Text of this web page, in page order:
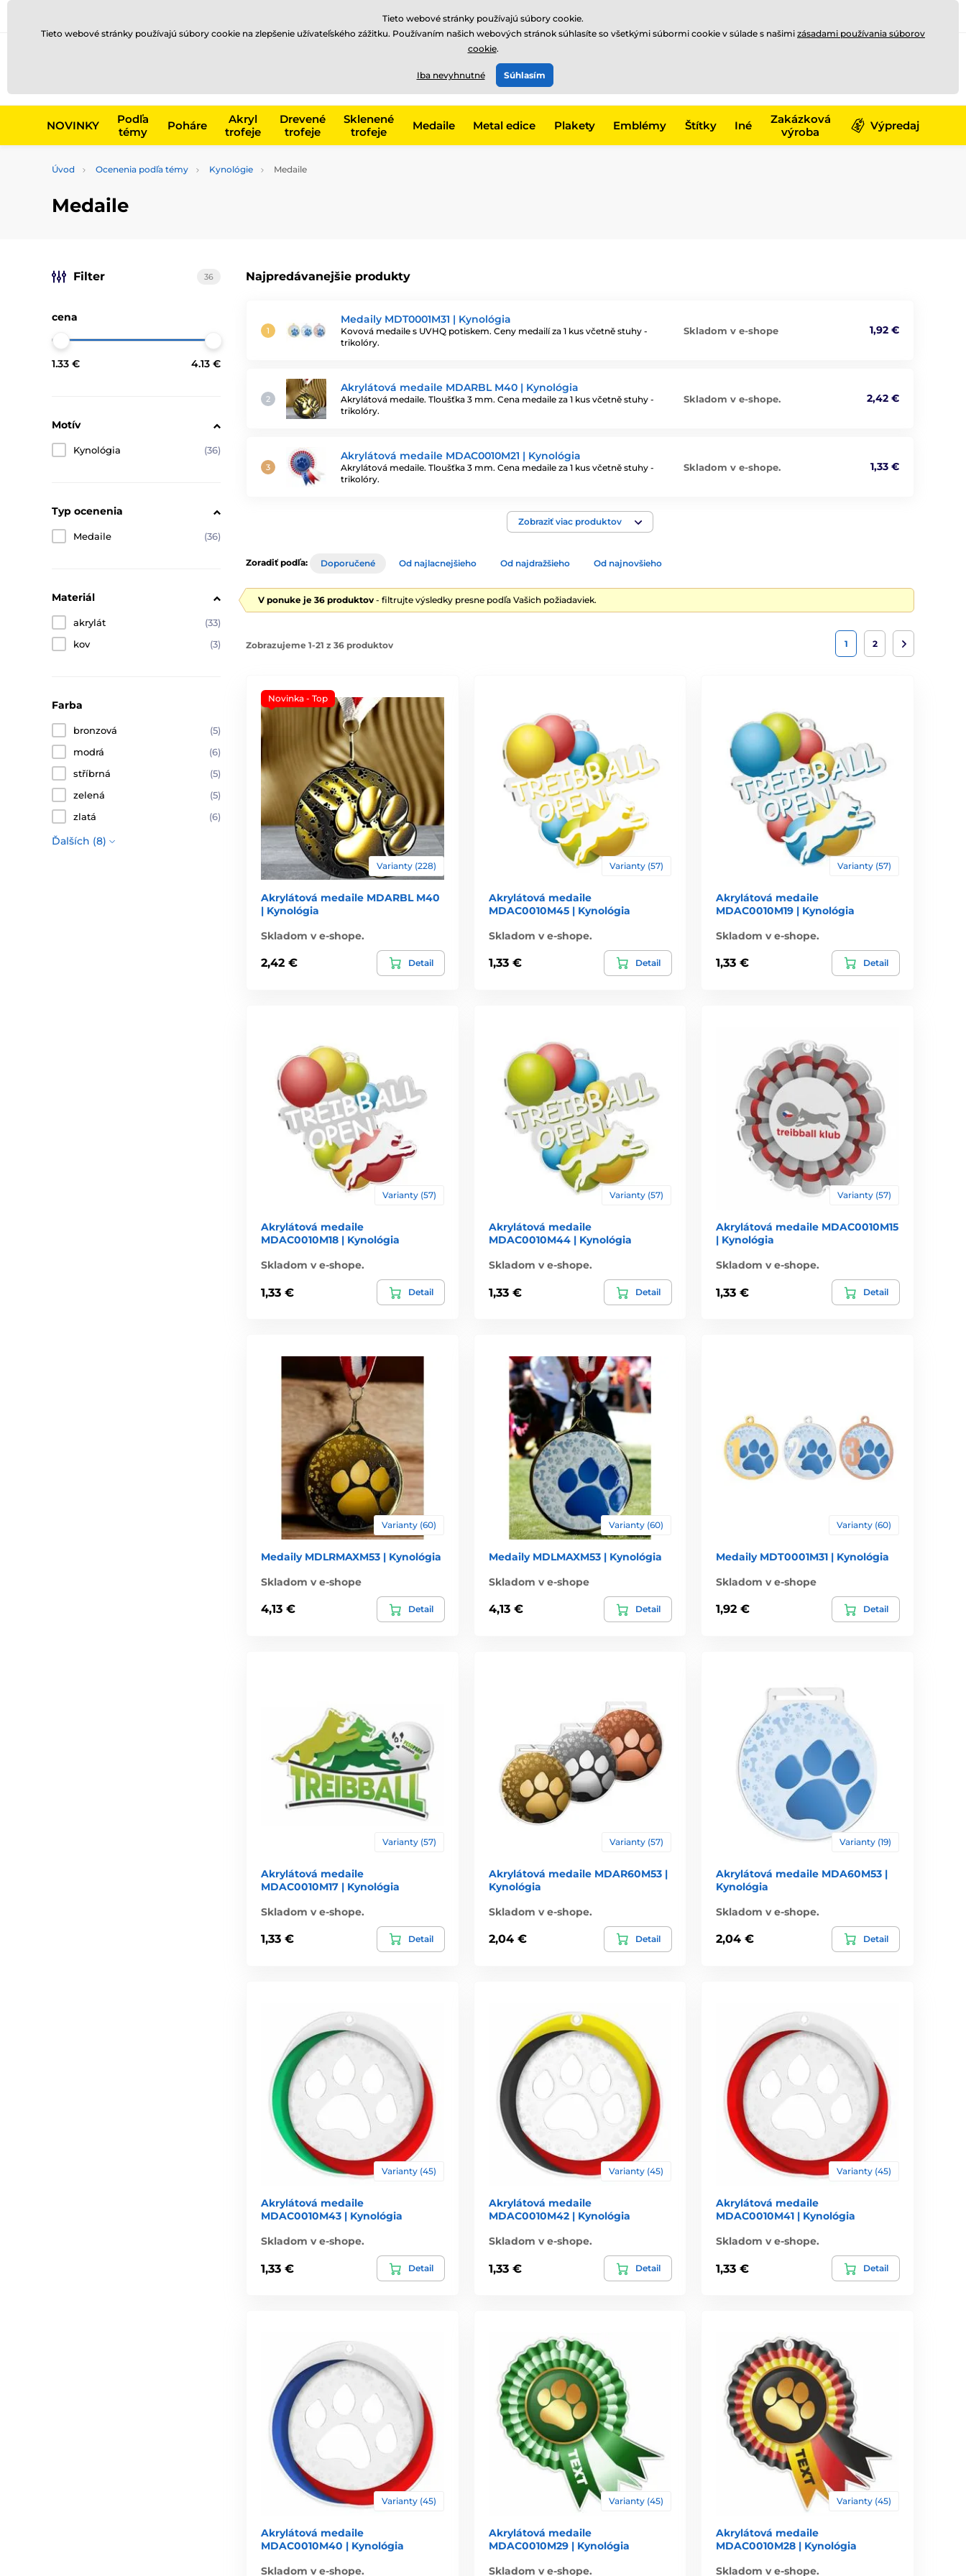
EUR
+421220255160
NOVINKY
Podľa
témy
Poháre
Akryl
trofeje
Drevené
trofeje
Sklenené
trofeje
Medaile Metal edice Plakety Emblémy Štítky Iné
Zakázková
výroba
Výpredaj
Úvod Ocenenia podľa témy Kynológie Medaile
Medaile
Najpredávanejšie produkty
Medaily MDT0001M31 | Kynológia
Kovová medaile s UVHQ potiskem. Ceny medailí za 1 kus včetně stuhy -
trikolóry.
Skladom v e-shope 1,92 €
Akrylátová medaile MDARBL M40 | Kynológia
Akrylátová medaile. Tloušťka 3 mm. Cena medaile za 1 kus včetně stuhy -
trikolóry.
Skladom v e-shope. 2,42 €
Akrylátová medaile MDAC0010M21 | Kynológia
Akrylátová medaile. Tloušťka 3 mm. Cena medaile za 1 kus včetně stuhy -
trikolóry.
Skladom v e-shope. 1,33 €
Zobraziť viac produktov
Filter 36
cena
1.33 € 4.13 €
Motív
Kynológia (36)
Typ ocenenia
Medaile (36)
Materiál
akrylát
(33)
kov
(3)
Farba
bronzová
(5)
modrá
(6)
stříbrná
(5)
zelená
(5)
zlatá
(6)
Ďalších (8)
Zoradiť podľa: Doporučené Od najlacnejšieho Od najdražšieho Od najnovšieho
V ponuke je 36 produktov - filtrujte výsledky presne podľa Vašich požiadaviek.
Zobrazujeme 1-21 z 36 produktov 1 2
Novinka - Top
Varianty (228)
Akrylátová medaile MDARBL M40
| Kynológia
Skladom v e-shope.
2,42 € Detail
Varianty (57)
Akrylátová medaile
MDAC0010M45 | Kynológia
Skladom v e-shope.
1,33 € Detail
Varianty (57)
Akrylátová medaile
MDAC0010M19 | Kynológia
Skladom v e-shope.
1,33 € Detail
Varianty (57)
Akrylátová medaile
MDAC0010M18 | Kynológia
Skladom v e-shope.
1,33 € Detail
Varianty (57)
Akrylátová medaile
MDAC0010M44 | Kynológia
Skladom v e-shope.
1,33 € Detail
Varianty (57)
Akrylátová medaile MDAC0010M15
| Kynológia
Skladom v e-shope.
1,33 € Detail
Varianty (60)
Medaily MDLRMAXM53 | Kynológia
Skladom v e-shope
4,13 € Detail
Varianty (60)
Medaily MDLMAXM53 | Kynológia
Skladom v e-shope
4,13 € Detail
Varianty (60)
Medaily MDT0001M31 | Kynológia
Skladom v e-shope
1,92 € Detail
Varianty (57)
Akrylátová medaile
MDAC0010M17 | Kynológia
Skladom v e-shope.
1,33 € Detail
Varianty (57)
Akrylátová medaile MDAR60M53 |
Kynológia
Skladom v e-shope.
2,04 € Detail
Varianty (19)
Akrylátová medaile MDA60M53 |
Kynológia
Skladom v e-shope.
2,04 € Detail
Varianty (45)
Akrylátová medaile
MDAC0010M43 | Kynológia
Skladom v e-shope.
1,33 € Detail
Varianty (45)
Akrylátová medaile
MDAC0010M42 | Kynológia
Skladom v e-shope.
1,33 € Detail
Varianty (45)
Akrylátová medaile
MDAC0010M41 | Kynológia
Skladom v e-shope.
1,33 € Detail
Varianty (45)
Akrylátová medaile
MDAC0010M40 | Kynológia
Skladom v e-shope.
Varianty (45)
Akrylátová medaile
MDAC0010M29 | Kynológia
Skladom v e-shope.
Varianty (45)
Akrylátová medaile
MDAC0010M28 | Kynológia
Skladom v e-shope.
Tieto webové stránky používajú súbory cookie.
Tieto webové stránky používajú súbory cookie na zlepšenie užívateľského zážitku. Používaním našich webových stránok súhlasíte so všetkými súbormi cookie v súlade s našimi zásadami používania súborov
cookie.
Iba nevyhnutné Súhlasím